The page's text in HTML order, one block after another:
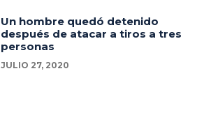
Un hombre quedó detenido
después de atacar a tiros a tres
personas
JULIO 27, 2020